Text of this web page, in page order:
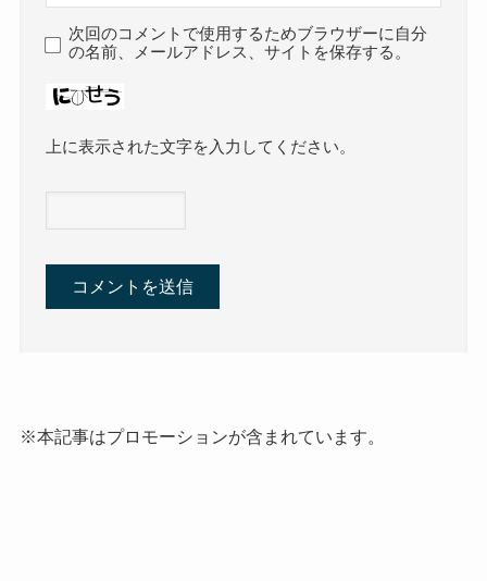
次回のコメントで使用するためブラウザーに自分
の名前、メールアドレス、サイトを保存する。
上に表示された文字を入力してください。
※本記事はプロモーションが含まれています。